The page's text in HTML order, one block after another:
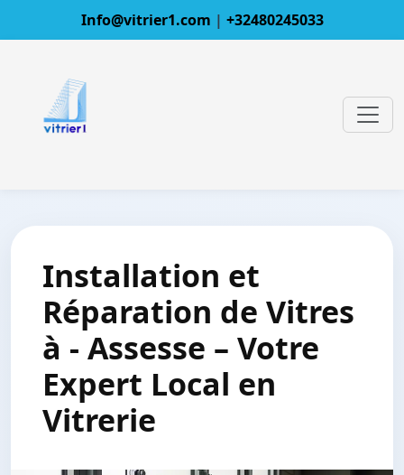
Info@vitrier1.com | +32480245033
Installation et
Réparation de Vitres
à - Assesse – Votre
Expert Local en
Vitrerie